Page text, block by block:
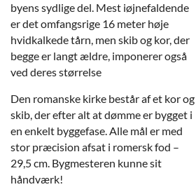
byens sydlige del. Mest iøjnefaldende
er det omfangsrige 16 meter høje
hvidkalkede tårn, men skib og kor, der
begge er langt ældre, imponerer også
ved deres størrelse
Den romanske kirke består af et kor og
skib, der efter alt at dømme er bygget i
en enkelt byggefase. Alle mål er med
stor præcision afsat i romersk fod –
29,5 cm. Bygmesteren kunne sit
håndværk!